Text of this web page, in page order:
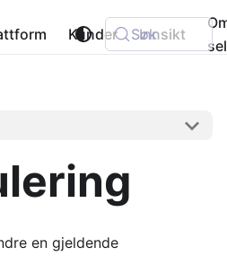
Kunder Innsikt
Søk
en gjeldende